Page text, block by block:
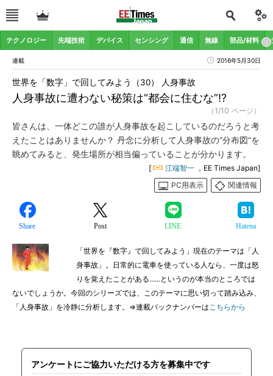
テクノロジー 先端技術 デバイス センシング 通信 無線 部品/材料
連載 2016年5月30日
人身事故に遭わない秘策は“都会に住むな”!?
世界を「数字」で回してみよう（30） 人身事故
（1/10 ページ）
皆さんは、一体どこの誰が人身事故を起こしているのだろうと考
えたことはありませんか？ 丹念に分析して人身事故の“分布図”を
眺めてみると、発生場所が相当偏っていることが分かります。
[ 江端智一 ，EE Times Japan]
PC用表示
関連情報
Share Post LINE Hatena
「世界を『数字』で回してみよう」現在のテーマは「人
身事故」。日常的に電車を使っている人なら、一度は怒
りを覚えたことがある……というのが本当のところでは
ないでしょうか。今回のシリーズでは、このテーマに思い切って踏み込み、
「人身事故」を冷静に分析します。⇒連載バックナンバーはこちらから
アンケートにご協力いただける方を募集中です